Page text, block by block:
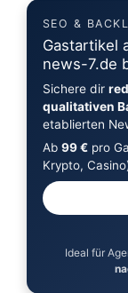
SEO &
Gastartikel
news-7.de
Sichere dir
qualitativen
etablierten
Ab 99 €pro
Krypto,
Ideal für